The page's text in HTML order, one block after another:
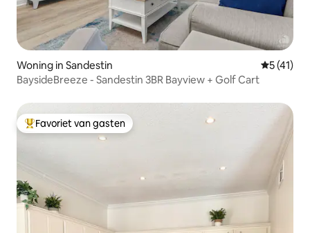
Woning in Sandestin
5 (41)
BaysideBreeze - Sandestin 3BR Bayview + Golf Cart
Topfavoriet van gasten
Favoriet van gasten